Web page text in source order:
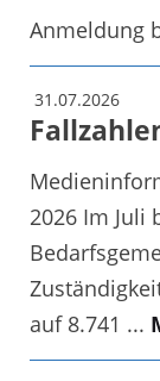
Anmeldung
31.07.2026
2026 Im Juli
auf 8.741 ...